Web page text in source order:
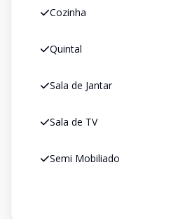
Cozinha
Quintal
Sala de Jantar
Sala de TV
Semi Mobiliado